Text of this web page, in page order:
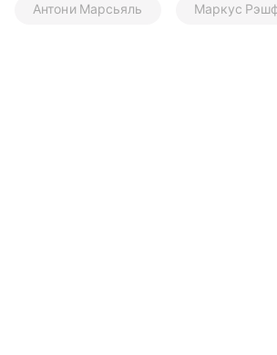
Антони Марсьяль Маркус